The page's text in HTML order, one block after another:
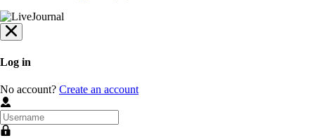
Log in
No account? Create an account